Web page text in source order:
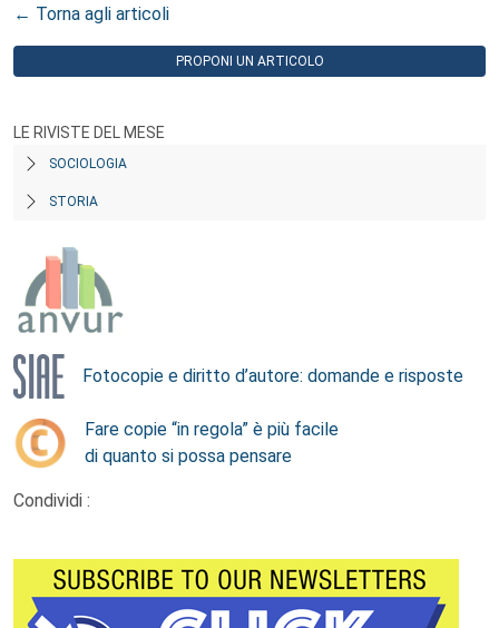
← Torna agli articoli
PROPONI UN ARTICOLO
LE RIVISTE DEL MESE
SOCIOLOGIA
STORIA
Fotocopie e diritto d’autore: domande e risposte
Fare copie “in regola” è più facile
di quanto si possa pensare
Condividi :